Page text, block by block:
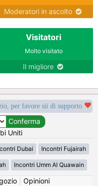
Moderatori in ascolto
Visitatori
Molto visitato
Il migliore
per favore sii di supporto
Uniti
Dubai Incontri Fujairah
Incontri Umm Al Quawain
| Opinioni